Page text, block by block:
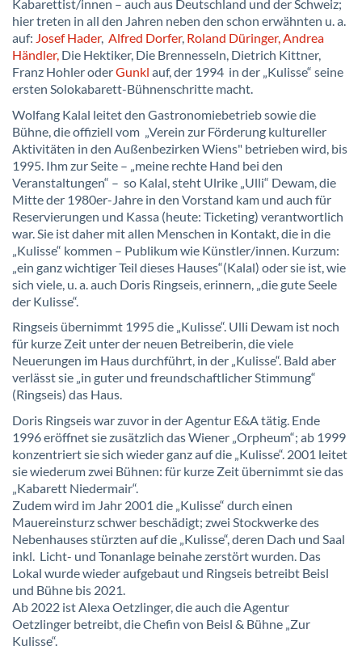
Kabarettist/innen – auch aus Deutschland und der Schweiz;
hier treten in all den Jahren neben den schon erwähnten u. a.
auf: Josef Hader, Alfred Dorfer, Roland Düringer,Andrea
Händler, Die Hektiker, Die Brennesseln, Dietrich Kittner,
Franz Hohler oderGunkl auf, der 1994 in der „Kulisse“ seine
ersten Solokabarett-Bühnenschritte macht.
Wolfang Kalal leitet den Gastronomiebetrieb sowie die
Bühne, die offiziell vom „Verein zur Förderung kultureller
Aktivitäten in den Außenbezirken Wiens" betrieben wird, bis
1995. Ihm zur Seite – „meine rechte Hand bei den
Veranstaltungen“ – so Kalal, steht Ulrike „Ulli“ Dewam, die
Mitte der 1980er-Jahre in den Vorstand kam und auch für
Reservierungen und Kassa (heute: Ticketing) verantwortlich
war. Sie ist daher mit allen Menschen in Kontakt, die in die
„Kulisse“ kommen – Publikum wie Künstler/innen. Kurzum:
„ein ganz wichtiger Teil dieses Hauses“(Kalal) oder sie ist, wie
sich viele, u. a. auch Doris Ringseis, erinnern, „die gute Seele
der Kulisse“.
Ringseis übernimmt 1995 die „Kulisse“. Ulli Dewam ist noch
für kurze Zeit unter der neuen Betreiberin, die viele
Neuerungen im Haus durchführt, in der „Kulisse“. Bald aber
verlässt sie „in guter und freundschaftlicher Stimmung“
(Ringseis) das Haus.
Doris Ringseis war zuvor in der Agentur E&A tätig. Ende
1996 eröffnet sie zusätzlich das Wiener „Orpheum“; ab 1999
konzentriert sie sich wieder ganz auf die „Kulisse“. 2001 leitet
sie wiederum zwei Bühnen: für kurze Zeit übernimmt sie das
„Kabarett Niedermair“.
Zudem wird im Jahr 2001 die „Kulisse“ durch einen
Mauereinsturz schwer beschädigt; zwei Stockwerke des
Nebenhauses stürzten auf die „Kulisse“, deren Dach und Saal
inkl. Licht- und Tonanlage beinahe zerstört wurden. Das
Lokal wurde wieder aufgebaut und Ringseis betreibt Beisl
und Bühne bis 2021.
Ab 2022 ist Alexa Oetzlinger, die auch die Agentur
Oetzlinger betreibt, die Chefin von Beisl & Bühne „Zur
Kulisse“.